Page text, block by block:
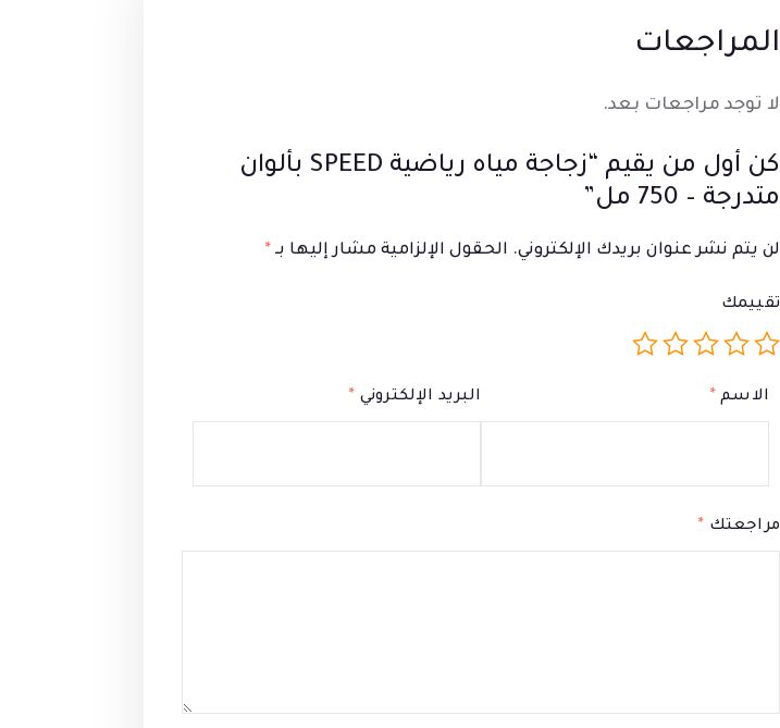
المراجعات
لا توجد مراجعات بعد.
كن أول من يقيم “زجاجة مياه رياضية SPEED بألوان
متدرجة – 750 مل”
لن يتم نشر عنوان بريدك الإلكتروني. الحقول الإلزامية مشار إليها بـ *
تقييمك
مراجعتك *
الاسم * البريد الإلكتروني *